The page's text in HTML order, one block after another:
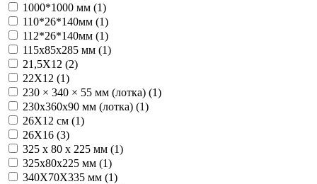
1000*1000 мм (1)
110*26*140мм (1)
112*26*140мм (1)
115x85x285 мм (1)
21,5Х12 (2)
22Х12 (1)
230 × 340 × 55 мм (лотка) (1)
230х360х90 мм (лотка) (1)
26Х12 см (1)
26Х16 (3)
325 x 80 x 225 мм (1)
325х80х225 мм (1)
340Х70Х335 мм (1)